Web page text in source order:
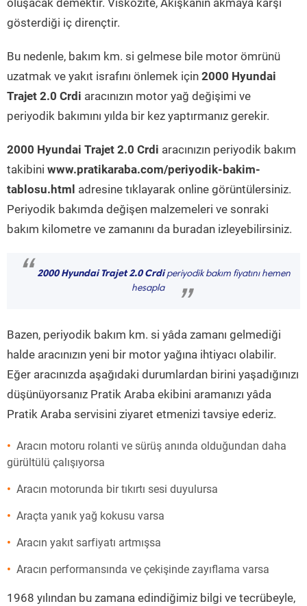
oluşacak demektir. Viskozite, Akışkanın akmaya karşı
gösterdiği iç dirençtir.
Bu nedenle, bakım km. si gelmese bile motor ömrünü
uzatmak ve yakıt israfını önlemek için 2000 Hyundai
Trajet 2.0 Crdi aracınızın motor yağ değişimi ve
periyodik bakımını yılda bir kez yaptırmanız gerekir.
2000 Hyundai Trajet 2.0 Crdi aracınızın periyodik bakım
takibini www.pratikaraba.com/periyodik-bakim-
tablosu.html adresine tıklayarak online görüntülersiniz.
Periyodik bakımda değişen malzemeleri ve sonraki
bakım kilometre ve zamanını da buradan izleyebilirsiniz.
“ 2000 Hyundai Trajet 2.0 Crdiperiyodik bakım fiyatını hemen
hesapla
”
Bazen, periyodik bakım km. si yâda zamanı gelmediği
halde aracınızın yeni bir motor yağına ihtiyacı olabilir.
Eğer aracınızda aşağıdaki durumlardan birini yaşadığınızı
düşünüyorsanız Pratik Araba ekibini aramanızı yâda
Pratik Araba servisini ziyaret etmenizi tavsiye ederiz.
Aracın motoru rolanti ve sürüş anında olduğundan daha
gürültülü çalışıyorsa
Aracın motorunda bir tıkırtı sesi duyulursa
Araçta yanık yağ kokusu varsa
Aracın yakıt sarfiyatı artmışsa
Aracın performansında ve çekişinde zayıflama varsa
1968 yılından bu zamana edindiğimiz bilgi ve tecrübeyle,